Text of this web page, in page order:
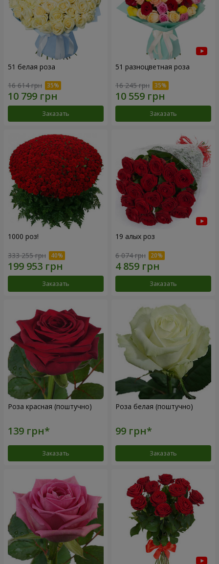
51 белая роза
16 614 грн
Заказать
51 разноцветная роза
16 245 грн
Заказать
1000 роз!
333 255 грн
Заказать
19 алых роз
6 074 грн
Заказать
Роза красная (поштучно)
Заказать
Роза белая (поштучно)
Заказать